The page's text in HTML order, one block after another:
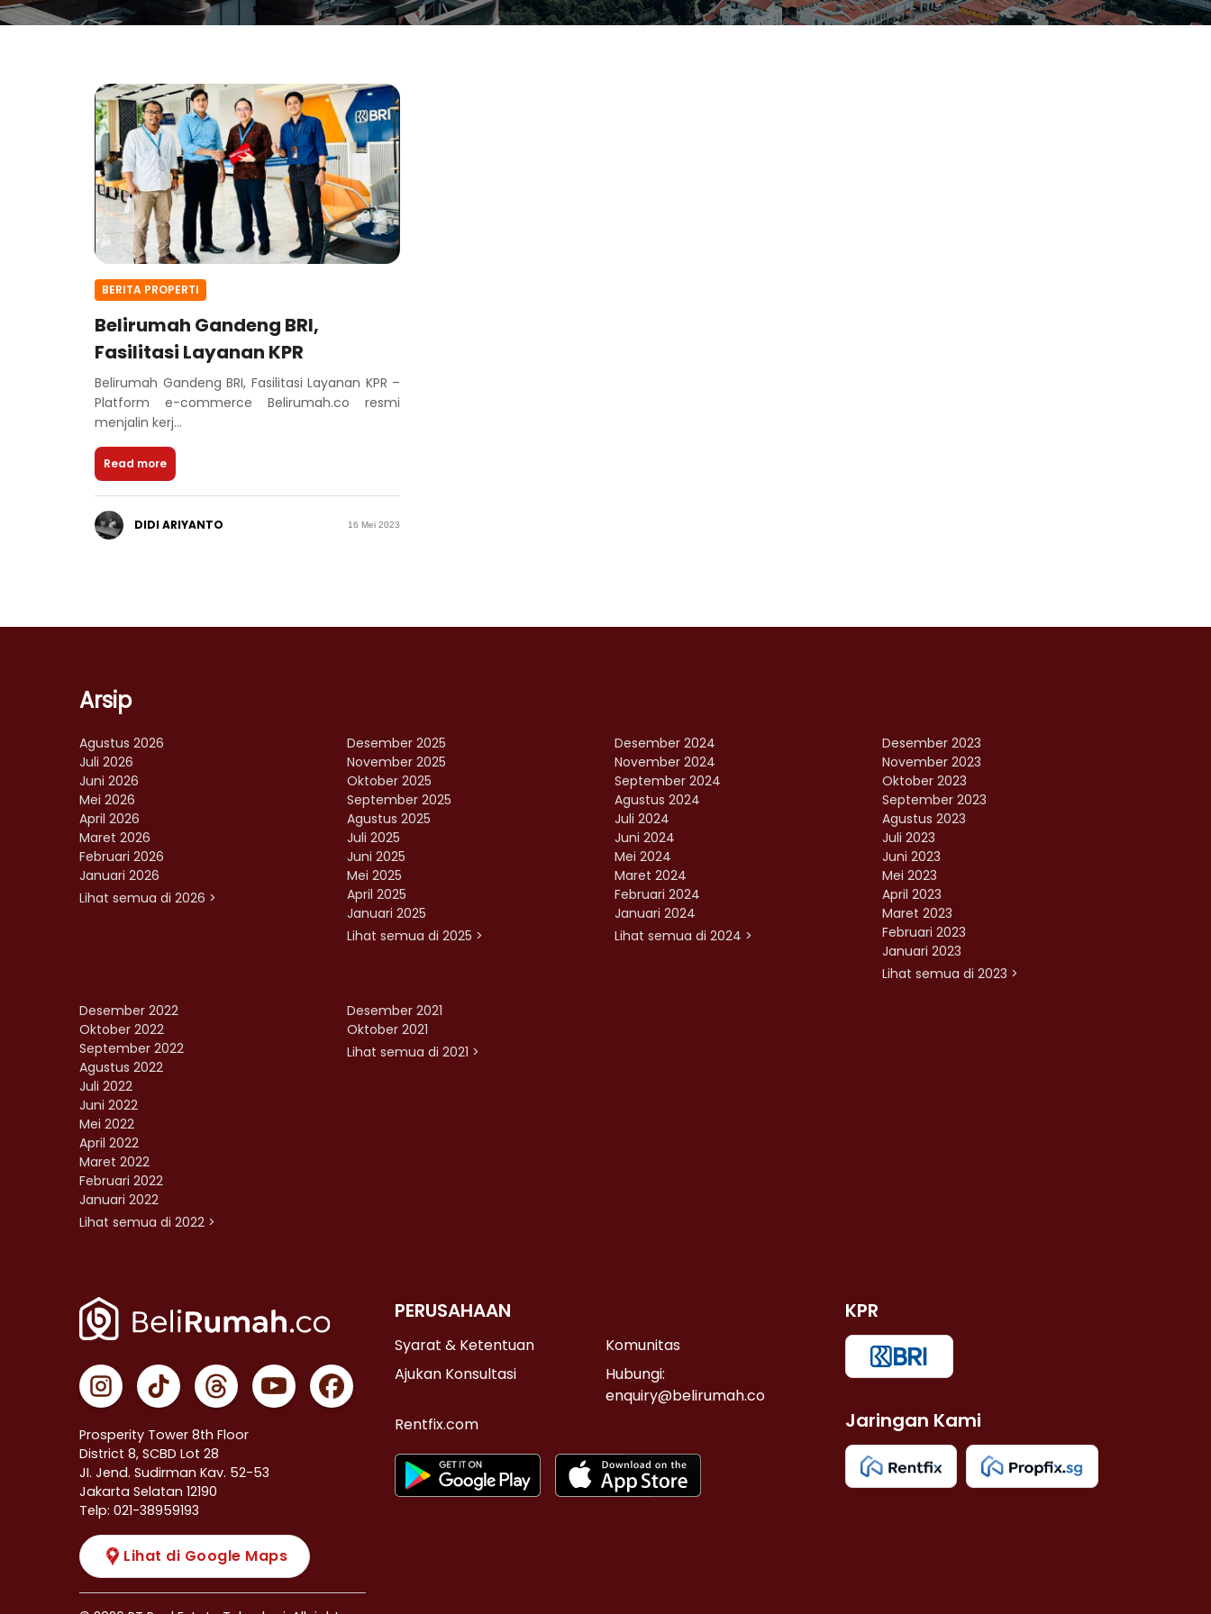
BERITA PROPERTI
Belirumah Gandeng BRI,
Fasilitasi Layanan KPR
Belirumah Gandeng BRI, Fasilitasi Layanan KPR –
Platform e-commerce Belirumah.co resmi
menjalin kerj...
Read more
DIDI ARIYANTO 16 Mei 2023
Arsip
Agustus 2026
Juli 2026
Juni 2026
Mei 2026
April 2026
Maret 2026
Februari 2026
Januari 2026
Lihat semua di 2026 >
Desember 2025
November 2025
Oktober 2025
September 2025
Agustus 2025
Juli 2025
Juni 2025
Mei 2025
April 2025
Januari 2025
Lihat semua di 2025 >
Desember 2024
November 2024
September 2024
Agustus 2024
Juli 2024
Juni 2024
Mei 2024
Maret 2024
Februari 2024
Januari 2024
Lihat semua di 2024 >
Desember 2023
November 2023
Oktober 2023
September 2023
Agustus 2023
Juli 2023
Juni 2023
Mei 2023
April 2023
Maret 2023
Februari 2023
Januari 2023
Lihat semua di 2023 >
Desember 2022
Oktober 2022
September 2022
Agustus 2022
Juli 2022
Juni 2022
Mei 2022
April 2022
Maret 2022
Februari 2022
Januari 2022
Lihat semua di 2022 >
Desember 2021
Oktober 2021
Lihat semua di 2021 >
Prosperity Tower 8th Floor
District 8, SCBD Lot 28
JI. Jend. Sudirman Kav. 52-53
Jakarta Selatan 12190
Telp: 021-38959193
Lihat di Google Maps
PERUSAHAAN
Syarat & Ketentuan
Komunitas
Ajukan Konsultasi
Hubungi:
enquiry@belirumah.co
Rentfix.com
KPR
Jaringan Kami